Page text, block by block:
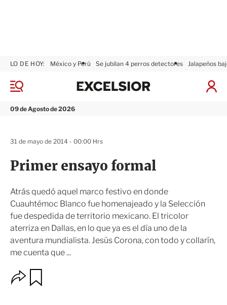
M
n
09 de Agosto de 2026
LO DE HOY: México y Perú Se jubilan 4 perros detectores Jalapeños
I
x
r
Primer ensayo formal
Atrás quedó aquel marco festivo en donde
Cuauhtémoc Blanco fue homenajeado y la Selección
fue despedida de territorio mexicano. El tricolor
aterriza en Dallas, en lo que ya es el día uno de la
aventura mundialista. Jesús Corona, con todo y collarín,
me cuenta que ...
31 de mayo de 2014 - 00:00 Hrs
O
p